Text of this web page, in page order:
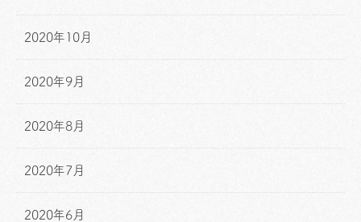
2020年10月
2020年9月
2020年8月
2020年7月
2020年6月